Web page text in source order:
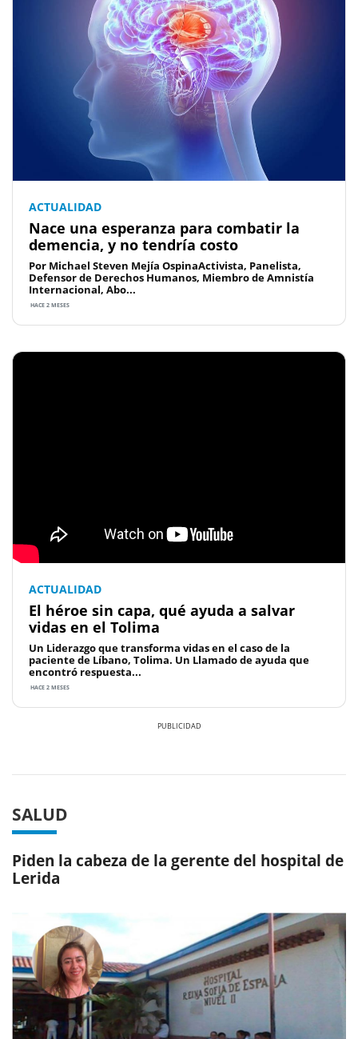
ACTUALIDAD
Nace una esperanza para combatir la
demencia, y no tendría costo
Por Michael Steven Mejía OspinaActivista, Panelista,
Defensor de Derechos Humanos, Miembro de Amnistía
Internacional, Abo...
HACE 2 MESES
ACTUALIDAD
El héroe sin capa, qué ayuda a salvar
vidas en el Tolima
Un Liderazgo que transforma vidas en el caso de la
paciente de Líbano, Tolima. Un Llamado de ayuda que
encontró respuesta...
HACE 2 MESES
SALUD
Piden la cabeza de la gerente del hospital de
Lerida